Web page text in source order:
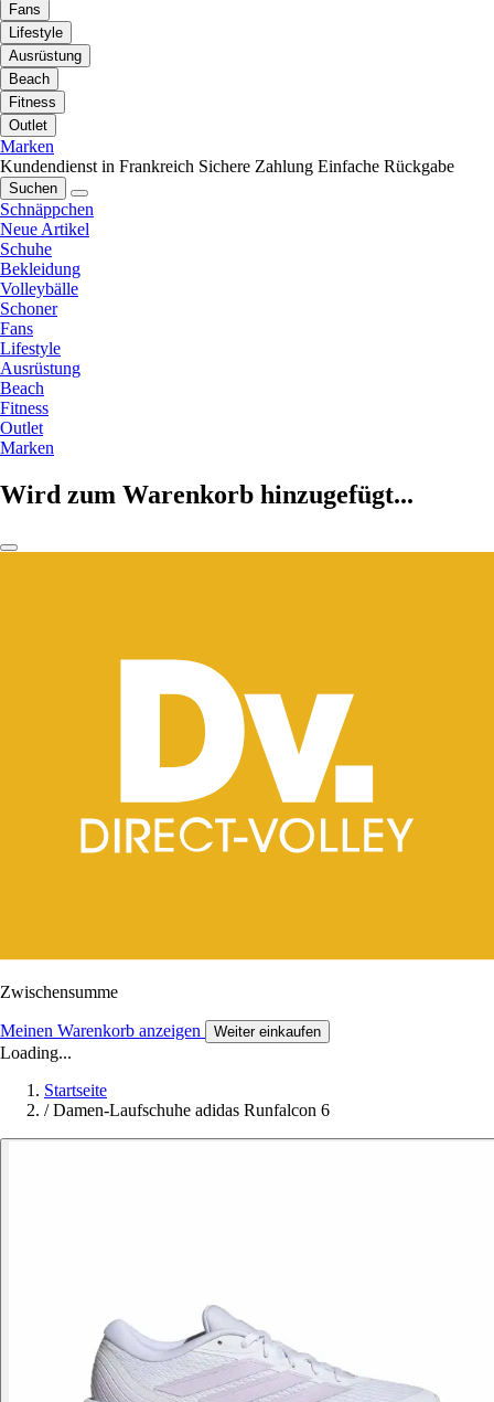
Fans
Lifestyle
Ausrüstung
Beach
Fitness
Outlet
Marken
Kundendienst in Frankreich Sichere Zahlung Einfache Rückgabe
Suchen
Schnäppchen
Neue Artikel
Schuhe
Bekleidung
Volleybälle
Schoner
Fans
Lifestyle
Ausrüstung
Beach
Fitness
Outlet
Marken
Wird zum Warenkorb hinzugefügt...
Zwischensumme
Meinen Warenkorb anzeigen Weiter einkaufen
Loading...
Startseite
/ Damen-Laufschuhe adidas Runfalcon 6